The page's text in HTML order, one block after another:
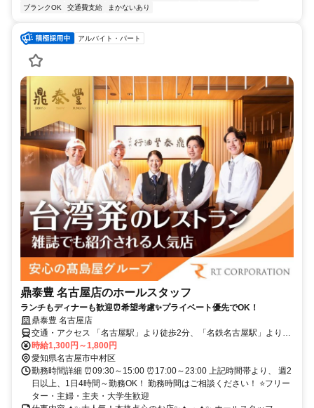
ブランクOK
交通費支給 まかないあり
アルバイト・パート
鼎泰豊 名古屋店のホールスタッフ
ランチもディナーも歓迎⏰希望考慮✨プライベート優先でOK！
鼎泰豊 名古屋店
交通・アクセス 「名古屋駅」より徒歩2分、「名鉄名古屋駅」より徒
歩2分、「近鉄名古屋」より徒歩3分
時給1,300円～1,800円
愛知県名古屋市中村区
勤務時間詳細 ⏰09:30～15:00 ⏰17:00～23:00 上記時間帯より、 週2
日以上、1日4時間～勤務OK！ 勤務時間はご相談ください！ ⭐フリー
ター・主婦・主夫・大学生歓迎